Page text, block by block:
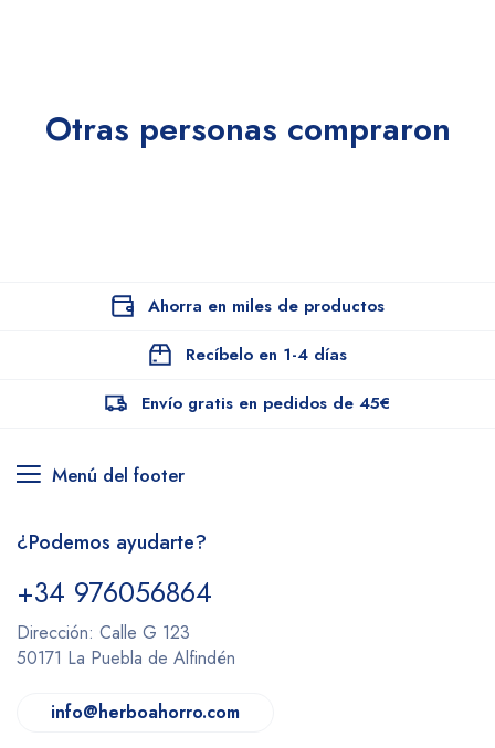
Otras personas compraron
Ahorra en miles de productos
Recíbelo en 1-4 días
Envío gratis en pedidos de 45€
Menú del footer
¿Podemos ayudarte?
+34 976056864
Dirección: Calle G 123
50171 La Puebla de Alfindén
info@herboahorro.com